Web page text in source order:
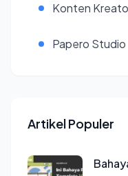
Konten
Papero Studio
Artikel Populer